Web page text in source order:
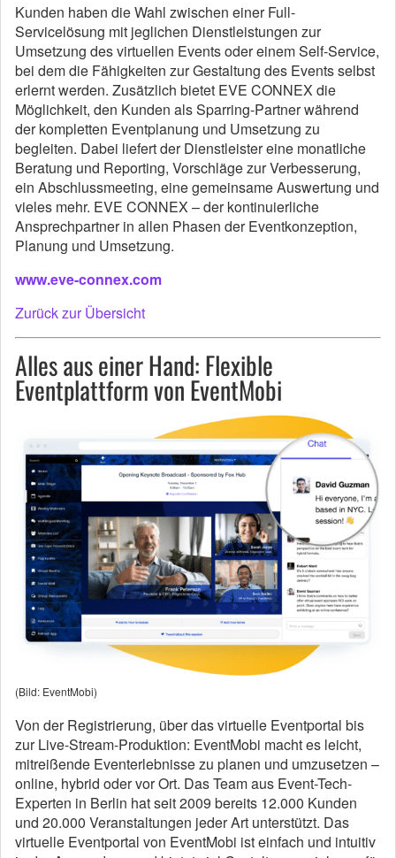
Kunden haben die Wahl zwischen einer Full-
Servicelösung mit jeglichen Dienstleistungen zur
Umsetzung des virtuellen Events oder einem Self-Service,
bei dem die Fähigkeiten zur Gestaltung des Events selbst
erlernt werden. Zusätzlich bietet EVE CONNEX die
Möglichkeit, den Kunden als Sparring-Partner während
der kompletten Eventplanung und Umsetzung zu
begleiten. Dabei liefert der Dienstleister eine monatliche
Beratung und Reporting, Vorschläge zur Verbesserung,
ein Abschlussmeeting, eine gemeinsame Auswertung und
vieles mehr. EVE CONNEX – der kontinuierliche
Ansprechpartner in allen Phasen der Eventkonzeption,
Planung und Umsetzung.
www.eve-connex.com
Zurück zur Übersicht
Alles aus einer Hand: Flexible
Eventplattform von EventMobi
(Bild: EventMobi)
Von der Registrierung, über das virtuelle Eventportal bis
zur Live-Stream-Produktion: EventMobi macht es leicht,
mitreißende Eventerlebnisse zu planen und umzusetzen –
online, hybrid oder vor Ort. Das Team aus Event-Tech-
Experten in Berlin hat seit 2009 bereits 12.000 Kunden
und 20.000 Veranstaltungen jeder Art unterstützt. Das
virtuelle Eventportal von EventMobi ist einfach und intuitiv